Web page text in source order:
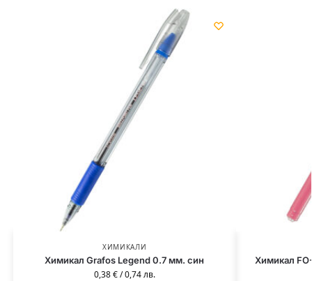
ХИМИКАЛИ
Химикал Grafos Legend 0.7 мм. син
0,38€/0,74лв.
Химикал